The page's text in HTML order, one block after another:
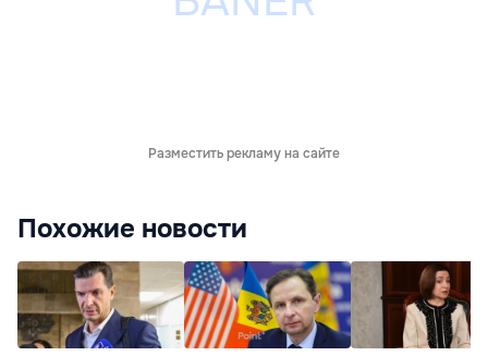
Разместить рекламу на сайте
Похожие новости